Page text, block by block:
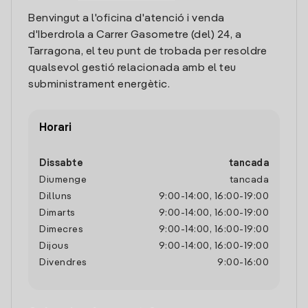
Benvingut a l'oficina d'atenció i venda
d'Iberdrola a Carrer Gasometre (del) 24, a
Tarragona, el teu punt de trobada per resoldre
qualsevol gestió relacionada amb el teu
subministrament energètic.
Horari
Dissabte
tancada
Diumenge
tancada
Dilluns
9:00 - 14:00 , 16:00- 19:00
Dimarts
9:00 - 14:00 , 16:00- 19:00
Dimecres
9:00 - 14:00 , 16:00- 19:00
Dijous
9:00 - 14:00 , 16:00- 19:00
Divendres
9:00- 16:00